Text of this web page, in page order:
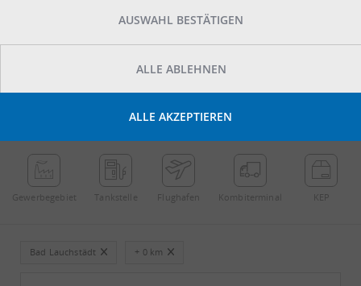
POINTS OF INTEREST
Gewerbe­gebiet Tankstelle Flughafen Kombi­terminal KEP
Bad Lauchstädt + 0 km
AUSWAHL BESTÄTIGEN
ALLE ABLEHNEN
ALLE AKZEPTIEREN